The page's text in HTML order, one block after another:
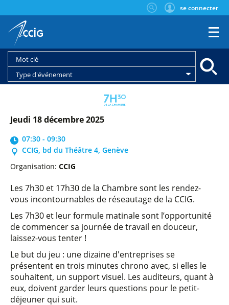
se connecter
Type d'événement
jeudi 18 décembre 2025
07:30 - 09:30
CCIG, bd du Théâtre 4, Genève
Organisation: CCIG
Les 7h30 et 17h30 de la Chambre sont les rendez-
vous incontournables de réseautage de la CCIG.
Les 7h30 et leur formule matinale sont l’opportunité
de commencer sa journée de travail en douceur,
laissez-vous tenter !
Le but du jeu : une dizaine d'entreprises se
présentent en trois minutes chrono avec, si elles le
souhaitent, un support visuel. Les auditeurs, quant à
eux, doivent garder leurs questions pour le petit-
déjeuner qui suit.